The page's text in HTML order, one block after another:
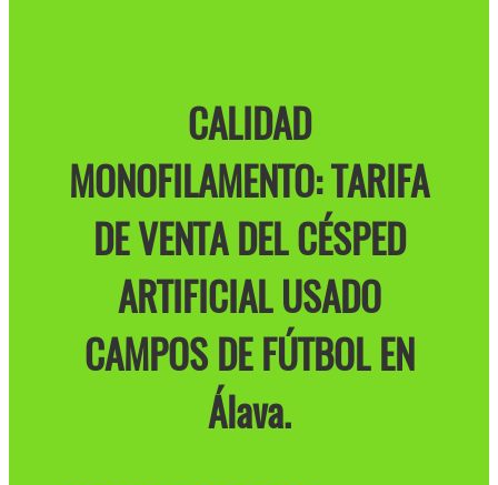
CALIDAD
MONOFILAMENTO: TARIFA
DE VENTA DEL CÉSPED
ARTIFICIAL USADO
CAMPOS DE FÚTBOL EN
Álava.